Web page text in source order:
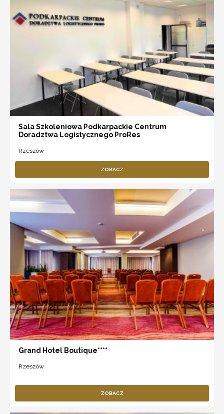
Sala Szkoleniowa Podkarpackie Centrum
Doradztwa Logistycznego ProRes
Rzeszów
ZOBACZ
Grand Hotel Boutique****
Rzeszów
ZOBACZ